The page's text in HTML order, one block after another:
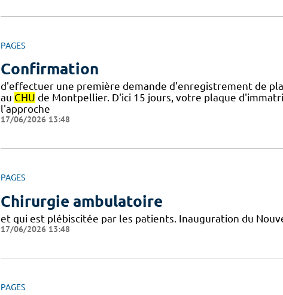
PAGES
Confirmation
d'effectuer une première demande d'enregistrement de
au CHU de Montpellier. D'ici 15 jours, votre plaque
l'approche
17/06/2026 13:48
PAGES
Chirurgie ambulatoire
et qui est plébiscitée par les patients. Inauguration du
17/06/2026 13:48
PAGES